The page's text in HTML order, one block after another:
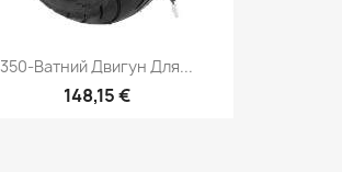
350-Ватний Двигун Для...
148,15 €